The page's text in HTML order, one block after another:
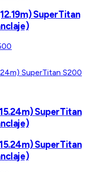
SuperTitan
SuperTitan
SuperTitan